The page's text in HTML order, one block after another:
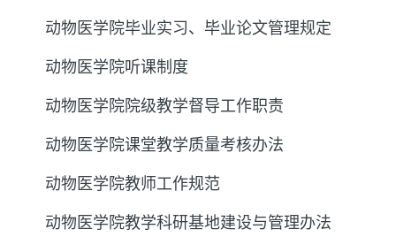
动物医学院毕业实习、毕业论文管理规定
动物医学院听课制度
动物医学院院级教学督导工作职责
动物医学院课堂教学质量考核办法
动物医学院教师工作规范
动物医学院教学科研基地建设与管理办法